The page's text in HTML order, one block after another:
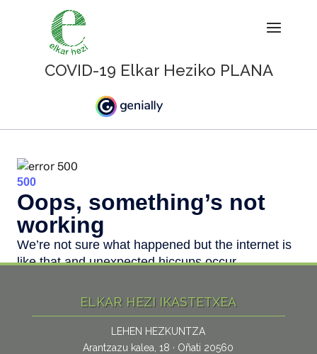
COVID-19 Elkar Heziko PLANA
ELKAR HEZI IKASTETXEA
LEHEN HEZKUNTZA
Arantzazu kalea, 18 · Oñati 20560